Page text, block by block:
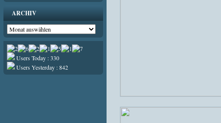
ARCHIV
Archiv
Users Today : 330
Users Yesterday : 842